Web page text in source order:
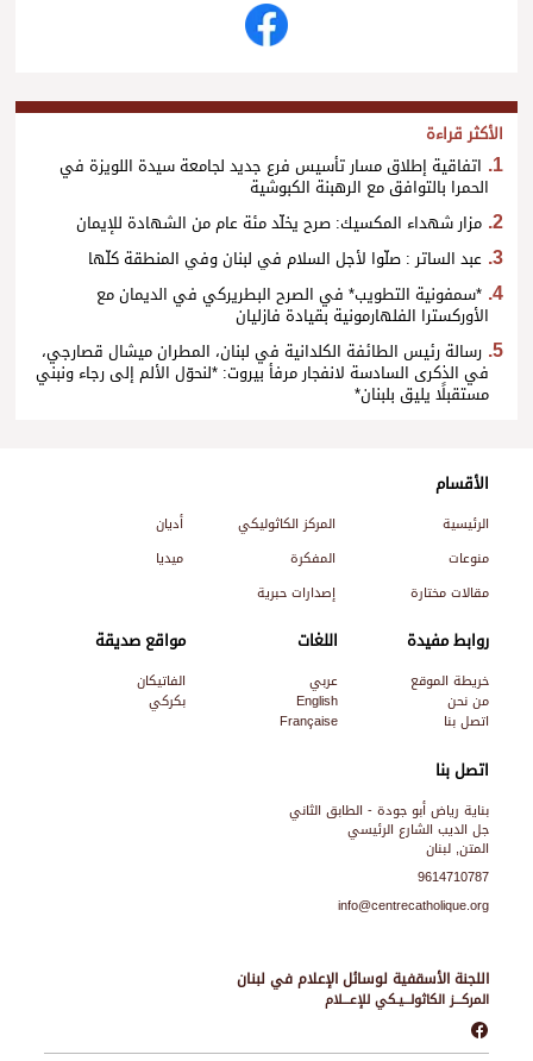
الأكثر قراءة
اتفاقية إطلاق مسار تأسيس فرع جديد لجامعة سيدة اللويزة في
الحمرا بالتوافق مع الرهبنة الكبوشية
مزار شهداء المكسيك: صرح يخلّد مئة عام من الشهادة للإيمان
عبد الساتر : صلّوا لأجل السلام في لبنان وفي المنطقة كلّها
*سمفونية التطويب* في الصرح البطريركي في الديمان مع
الأوركسترا الفلهارمونية بقيادة فازليان
رسالة رئيس الطائفة الكلدانية في لبنان، المطران ميشال قصارجي،
في الذكرى السادسة لانفجار مرفأ بيروت: *لنحوّل الألم إلى رجاء ونبني
مستقبلًا يليق بلبنان*
اللجنة الأسقفية لوسائل الإعلام في لبنان
المركـــز الكاثولـــيـكي للإعـــلام
اتصل بنا
بناية رياض أبو جودة - الطابق الثاني
جل الديب الشارع الرئيسي
المتن, لبنان
9614710787
info@centrecatholique.org
الأقسام
الرئيسية المركز الكاثوليكي
أديان
منوعات
المفكرة
ميديا
مقالات مختارة
إصدارات حبرية
روابط مفيدة
خريطة الموقع
من نحن
اتصل بنا
اللغات
عربي
English
Française
مواقع صديقة
الفاتيكان
بكركي